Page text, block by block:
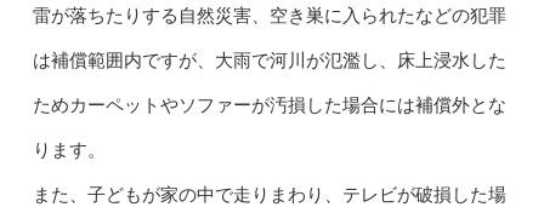
雷が落ちたりする自然災害、空き巣に入られたなどの犯罪
は補償範囲内ですが、大雨で河川が氾濫し、床上浸水した
ためカーペットやソファーが汚損した場合には補償外とな
ります。
また、子どもが家の中で走りまわり、テレビが破損した場